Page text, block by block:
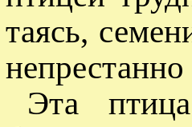
таясь,
Эта